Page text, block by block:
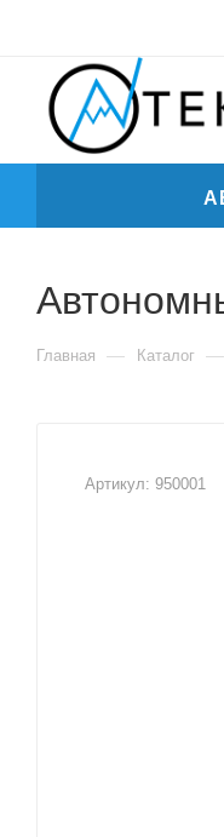
Главная — Каталог —
Артикул: 950001